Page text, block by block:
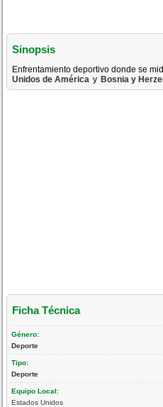
Sinopsis
Enfrentamiento deportivo donde se
Unidos de América y Bosnia y
Ficha Técnica
Género:
Deporte
Tipo:
Deporte
Equipo Local:
Estados Unidos